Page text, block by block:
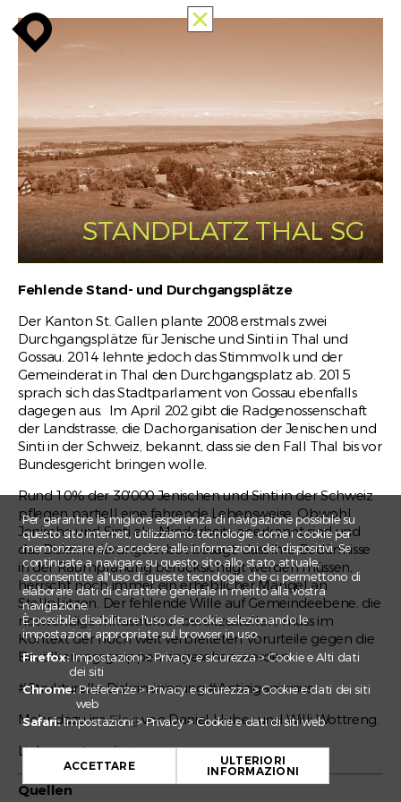
enroute enroute
TUTTE
enroute INFO
+
−
Leaflet
close
STANDPLATZ THAL SG
Fehlende Stand- und Durchgangsplätze
Der Kanton St. Gallen plante 2008 erstmals zwei
Durchgangsplätze für Jenische und Sinti in Thal und
Gossau. 2014 lehnte jedoch das Stimmvolk und der
Gemeinderat in Thal den Durchgangsplatz ab. 2015
sprach sich das Stadtparlament von Gossau ebenfalls
dagegen aus. Im April 202 gibt die Radgenossenschaft
der Landstrasse, die Dachorganisation der Jenischen und
Sinti in der Schweiz, bekannt, dass sie den Fall Thal bis vor
Bundesgericht bringen wolle.
Rund 10% der 30'000 Jenischen und Sinti in der Schweiz
pflegen partiell eine fahrende Lebensweise. Obwohl
Jenische und Sinti als «Minderheit» anerkannt sind und
das Diskriminierungsverbot besagt, dass ihre Bedürfnisse
in der Raumplanung berücksichtigt werden müssen,
herrscht noch immer ein erheblicher Mangel an
Stellplätzen. Der fehlende Wille auf Gemeindeebene, die
notwendige Infrastruktur bereitzustellen, muss im
Kontext der noch weit verbreiteten Vorurteile gegen die
Bevölkerungsgruppen angesehen werden.
#Strukturelle Diskriminierung #Antiziganismus
Mehr dazu imBlogvon Daniel Huber und Willi Wottreng.
Link zumAngebot.
Quellen
Per garantire la migliore esperienza di navigazione possibile su
questo sito internet, utilizziamo tecnologie come i cookie per
memorizzare e/o accedere alle informazioni dei dispositivi. Se
continuate a navigare su questo sito allo stato attuale,
acconsentite all'uso di queste tecnologie che ci permettono di
elaborare dati di carattere generale in merito alla vostra
navigazione.
È possibile disabilitare l'uso dei cookie selezionando le
impostazioni appropriate sul browser in uso:
Firefox:Impostazioni > Privacy e sicurezza > Cookie e Alti dati
dei siti
Chrome:Preferenze > Privacy e sicurezza > Cookie e dati dei siti
web
Safari:Impostazioni > Privacy > Cookie e dati di siti web
ACCETTARE ULTERIORI
INFORMAZIONI